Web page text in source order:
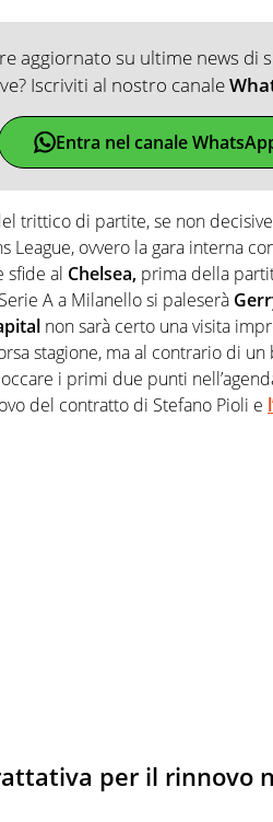
aggiornato su ultime news di
Iscriviti al nostro canale
Entra nel canale
trittico di partite, se non
League, ovvero la gara interna
sfide al Chelsea, prima della
A a Milanello si paleserà
non sarà certo una visita
stagione, ma al contrario di
i primi due punti
del contratto di Stefano Pioli e
per il rinnovo